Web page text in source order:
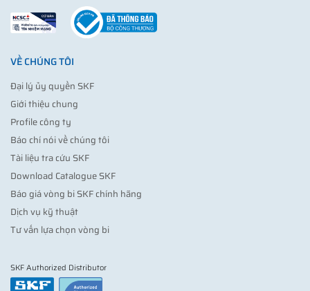
VỀ CHÚNG TÔI
Đại lý ủy quyền SKF
Giới thiệu chung
Profile công ty
Báo chí nói về chúng tôi
Tài liệu tra cứu SKF
Download Catalogue SKF
Báo giá vòng bi SKF chính hãng
Dịch vụ kỹ thuật
Tư vấn lựa chọn vòng bi
SKF Authorized Distributor